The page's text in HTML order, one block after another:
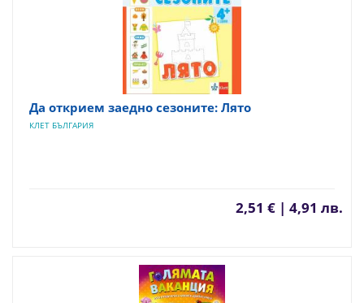
Да открием заедно сезоните: Лято
КЛЕТ БЪЛГАРИЯ
2,51 € | 4,91 лв.